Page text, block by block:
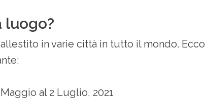
luogo?
allestito in varie città in tutto il mondo. Ecco
al 2 Luglio, 2021